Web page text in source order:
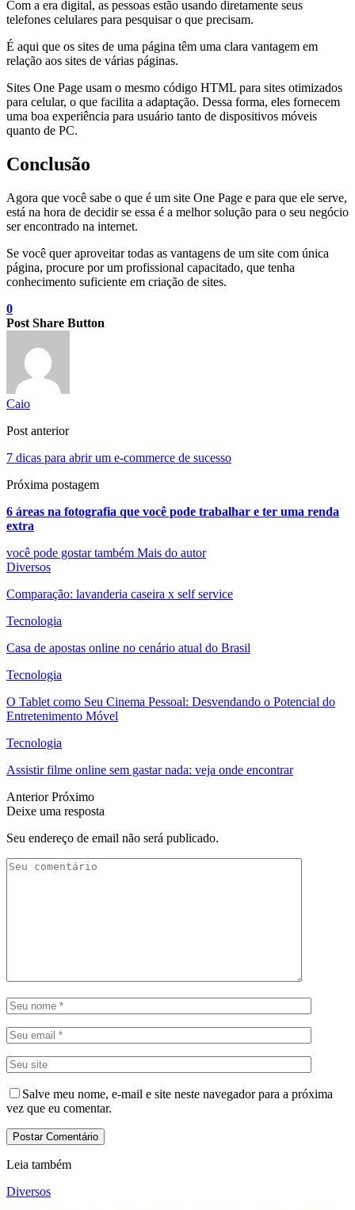
Com a era digital, as pessoas estão usando diretamente seus
telefones celulares para pesquisar o que precisam.
É aqui que os sites de uma página têm uma clara vantagem em
relação aos sites de várias páginas.
Sites One Page usam o mesmo código HTML para sites otimizados
para celular, o que facilita a adaptação. Dessa forma, eles fornecem
uma boa experiência para usuário tanto de dispositivos móveis
quanto de PC.
Conclusão
Agora que você sabe o que é um site One Page e para que ele serve,
está na hora de decidir se essa é a melhor solução para o seu negócio
ser encontrado na internet.
Se você quer aproveitar todas as vantagens de um site com única
página, procure por um profissional capacitado, que tenha
conhecimento suficiente em criação de sites.
0
Post Share Button
Caio
Post anterior
7 dicas para abrir um e-commerce de sucesso
Próxima postagem
6 áreas na fotografia que você pode trabalhar e ter uma renda
extra
você pode gostar também Mais do autor
Diversos
Comparação: lavanderia caseira x self service
Tecnologia
Casa de apostas online no cenário atual do Brasil
Tecnologia
O Tablet como Seu Cinema Pessoal: Desvendando o Potencial do
Entretenimento Móvel
Tecnologia
Assistir filme online sem gastar nada: veja onde encontrar
AnteriorPróximo
Deixe uma resposta
Seu endereço de email não será publicado.
Salve meu nome, e-mail e site neste navegador para a próxima
vez que eu comentar.
Leia também
Diversos